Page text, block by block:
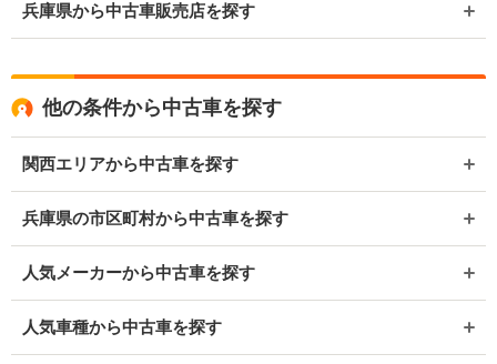
兵庫県から中古車販売店を探す
他の条件から中古車を探す
関西エリアから中古車を探す
兵庫県の市区町村から中古車を探す
人気メーカーから中古車を探す
人気車種から中古車を探す